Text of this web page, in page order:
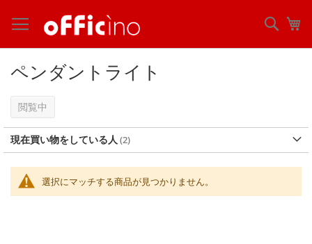
ン
テ
ン
に
キ
ッ
プ
検
索
ペンダントライト
選択にマッチする商品が見つかりません。
閲覧中
現在買い物をしている人